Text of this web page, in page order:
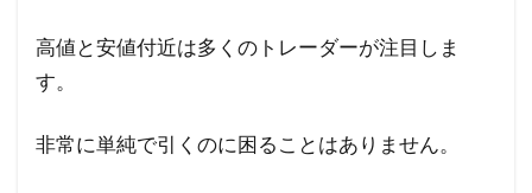
高値と安値付近は多くのトレーダーが注目しま
す。
非常に単純で引くのに困ることはありません。